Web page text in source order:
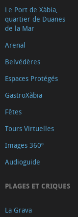
Le Port de Xàbia,
quartier de Duanes
de la Mar
Arenal
Belvédères
Espaces Protégés
GastroXàbia
Fêtes
Tours Virtuelles
Images 360º
Audioguide
PLAGES ET CRIQUES
La Grava